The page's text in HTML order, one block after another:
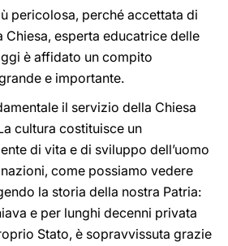
pericolosa, perché accettata di
esperta educatrice delle
è affidato un compito
e importante.
il servizio della Chiesa
cultura costituisce un
di vita e di sviluppo dell’uomo
come possiamo vedere
la storia della nostra Patria:
e per lunghi decenni privata
Stato, è sopravvissuta grazie